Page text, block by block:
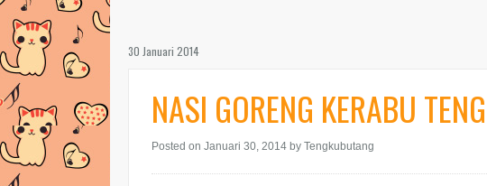
30 Januari 2014
NASI GORENG KERABU
Posted on Januari 30, 2014 by Tengkubutang